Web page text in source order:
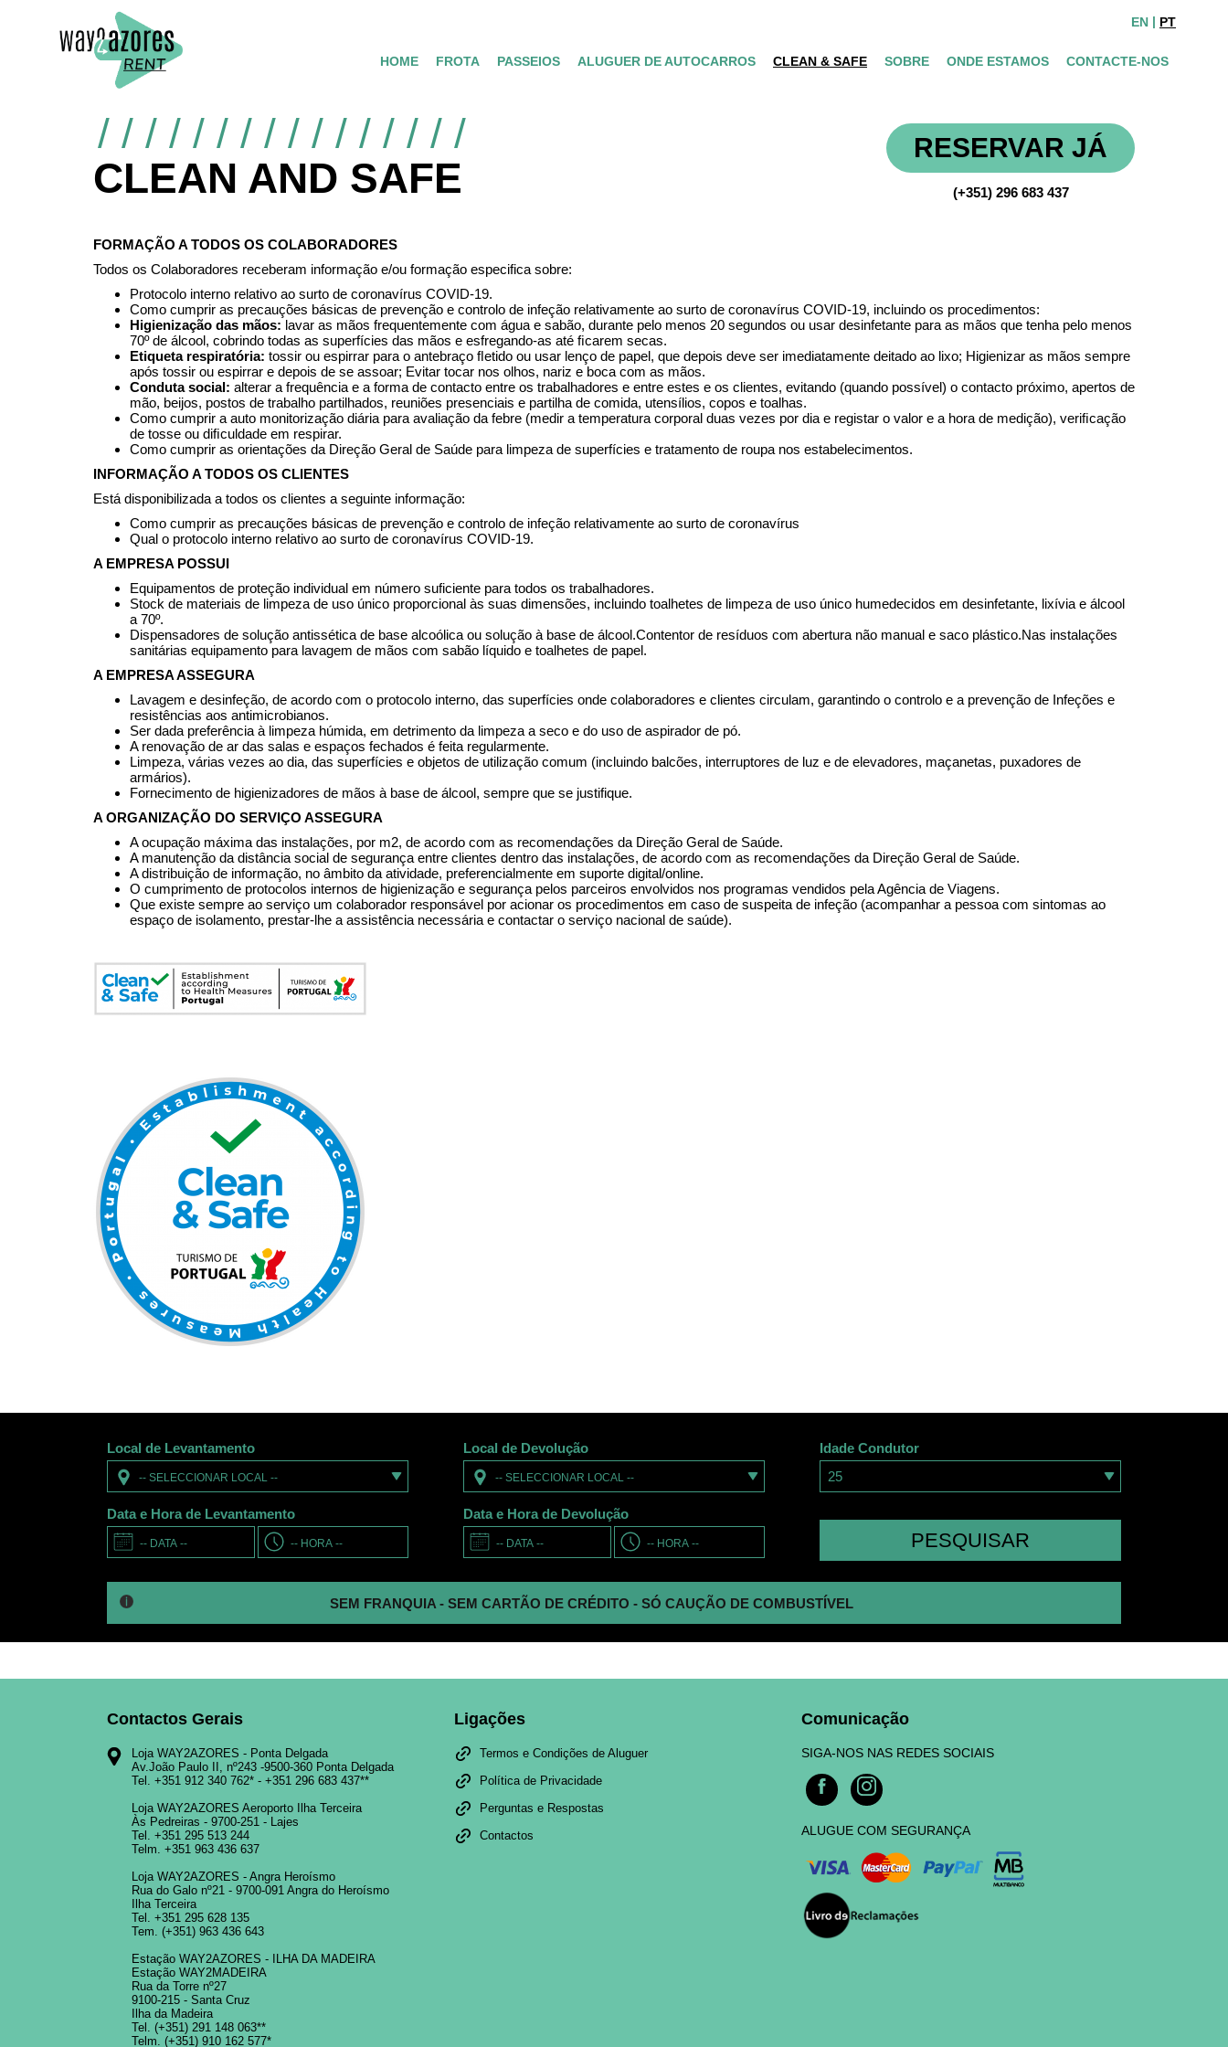
HOME FROTA PASSEIOS ALUGUER DE AUTOCARROS CLEAN & SAFE SOBRE ONDE ESTAMOS CONTACTE-NOS
EN PT
CLEAN AND SAFE
RESERVAR JÁ
(+351) 296 683 437
FORMAÇÃO A TODOS OS COLABORADORES
Todos os Colaboradores receberam informação e/ou formação especifica sobre:
Protocolo interno relativo ao surto de coronavírus COVID-19.
Como cumprir as precauções básicas de prevenção e controlo de infeção relativamente ao surto de coronavírus COVID-19, incluindo os procedimentos:
Higienização das mãos: lavar as mãos frequentemente com água e sabão, durante pelo menos 20 segundos ou usar desinfetante para as mãos que tenha pelo menos
70º de álcool, cobrindo todas as superfícies das mãos e esfregando-as até ﬁcarem secas.
Etiqueta respiratória: tossir ou espirrar para o antebraço ﬂetido ou usar lenço de papel, que depois deve ser imediatamente deitado ao lixo; Higienizar as mãos sempre
após tossir ou espirrar e depois de se assoar; Evitar tocar nos olhos, nariz e boca com as mãos.
Conduta social: alterar a frequência e a forma de contacto entre os trabalhadores e entre estes e os clientes, evitando (quando possível) o contacto próximo, apertos de
mão, beijos, postos de trabalho partilhados, reuniões presenciais e partilha de comida, utensílios, copos e toalhas.
Como cumprir a auto monitorização diária para avaliação da febre (medir a temperatura corporal duas vezes por dia e registar o valor e a hora de medição), veriﬁcação
de tosse ou diﬁculdade em respirar.
Como cumprir as orientações da Direção Geral de Saúde para limpeza de superfícies e tratamento de roupa nos estabelecimentos.
INFORMAÇÃO A TODOS OS CLIENTES
Está disponibilizada a todos os clientes a seguinte informação:
Como cumprir as precauções básicas de prevenção e controlo de infeção relativamente ao surto de coronavírus
Qual o protocolo interno relativo ao surto de coronavírus COVID-19.
A EMPRESA POSSUI
Equipamentos de proteção individual em número suficiente para todos os trabalhadores.
Stock de materiais de limpeza de uso único proporcional às suas dimensões, incluindo toalhetes de limpeza de uso único humedecidos em desinfetante, lixívia e álcool
a 70º.
Dispensadores de solução antissética de base alcoólica ou solução à base de álcool.Contentor de resíduos com abertura não manual e saco plástico.Nas instalações
sanitárias equipamento para lavagem de mãos com sabão líquido e toalhetes de papel.
A EMPRESA ASSEGURA
Lavagem e desinfeção, de acordo com o protocolo interno, das superfícies onde colaboradores e clientes circulam, garantindo o controlo e a prevenção de Infeções e
resistências aos antimicrobianos.
Ser dada preferência à limpeza húmida, em detrimento da limpeza a seco e do uso de aspirador de pó.
A renovação de ar das salas e espaços fechados é feita regularmente.
Limpeza, várias vezes ao dia, das superfícies e objetos de utilização comum (incluindo balcões, interruptores de luz e de elevadores, maçanetas, puxadores de
armários).
Fornecimento de higienizadores de mãos à base de álcool, sempre que se justifique.
A ORGANIZAÇÃO DO SERVIÇO ASSEGURA
A ocupação máxima das instalações, por m2, de acordo com as recomendações da Direção Geral de Saúde.
A manutenção da distância social de segurança entre clientes dentro das instalações, de acordo com as recomendações da Direção Geral de Saúde.
A distribuição de informação, no âmbito da atividade, preferencialmente em suporte digital/online.
O cumprimento de protocolos internos de higienização e segurança pelos parceiros envolvidos nos programas vendidos pela Agência de Viagens.
Que existe sempre ao serviço um colaborador responsável por acionar os procedimentos em caso de suspeita de infeção (acompanhar a pessoa com sintomas ao
espaço de isolamento, prestar-lhe a assistência necessária e contactar o serviço nacional de saúde).
Local de Levantamento
-- SELECCIONAR LOCAL --
Data e Hora de Levantamento
Local de Devolução
-- SELECCIONAR LOCAL --
Data e Hora de Devolução
Idade Condutor
25
PESQUISAR
SEM FRANQUIA - SEM CARTÃO DE CRÉDITO - SÓ CAUÇÃO DE COMBUSTÍVEL
Contactos Gerais
Loja WAY2AZORES - Ponta Delgada
Av.João Paulo II, nº243 -9500-360 Ponta Delgada
Tel. +351 912 340 762* - +351 296 683 437**
Loja WAY2AZORES Aeroporto Ilha Terceira
Às Pedreiras - 9700-251 - Lajes
Tel. +351 295 513 244
Telm. +351 963 436 637
Loja WAY2AZORES - Angra Heroísmo
Rua do Galo nº21 - 9700-091 Angra do Heroísmo
Ilha Terceira
Tel. +351 295 628 135
Tem. (+351) 963 436 643
Estação WAY2AZORES - ILHA DA MADEIRA
Estação WAY2MADEIRA
Rua da Torre nº27
9100-215 - Santa Cruz
Ilha da Madeira
Tel. (+351) 291 148 063**
Telm. (+351) 910 162 577*
Ligações
Termos e Condições de Aluguer
Política de Privacidade
Perguntas e Respostas
Contactos
Comunicação
SIGA-NOS NAS REDES SOCIAIS
ALUGUE COM SEGURANÇA